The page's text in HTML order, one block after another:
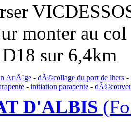
monter au
sur 6,4km
AriÃ¨ge - dÃ©collage du port de lhers -
- initiation parapente -
D'ALBIS